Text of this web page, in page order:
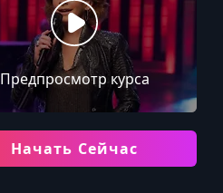
Предпросмотр курса
Начать Сейчас